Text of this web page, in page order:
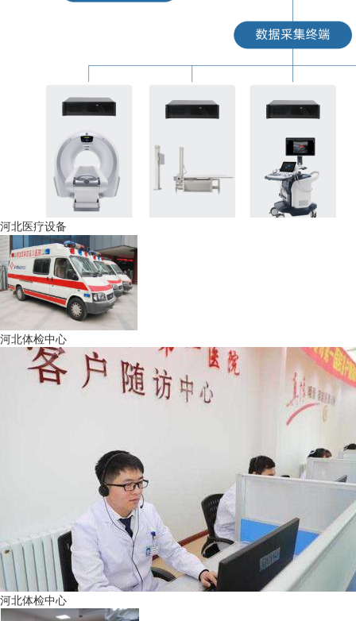
河北医疗设备
河北体检中心
河北体检中心